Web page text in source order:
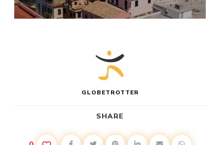
GLOBETROTTER
SHARE